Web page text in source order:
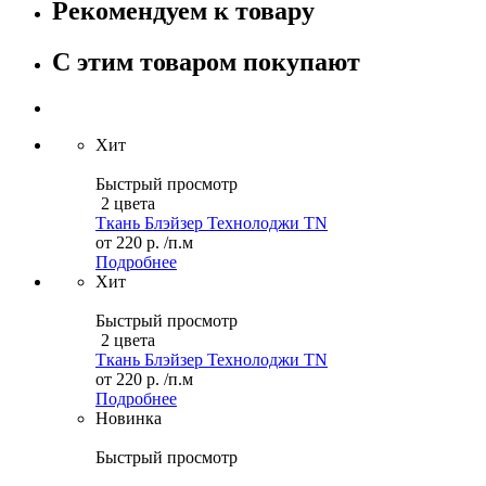
Рекомендуем к товару
С этим товаром покупают
Хит
Быстрый просмотр
2 цвета
Ткань Блэйзер Технолоджи TN
от 220 р. /п.м
Подробнее
Хит
Быстрый просмотр
2 цвета
Ткань Блэйзер Технолоджи TN
от 220 р. /п.м
Подробнее
Новинка
Быстрый просмотр